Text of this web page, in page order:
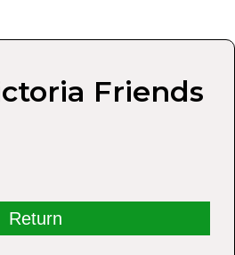
Friends
Return